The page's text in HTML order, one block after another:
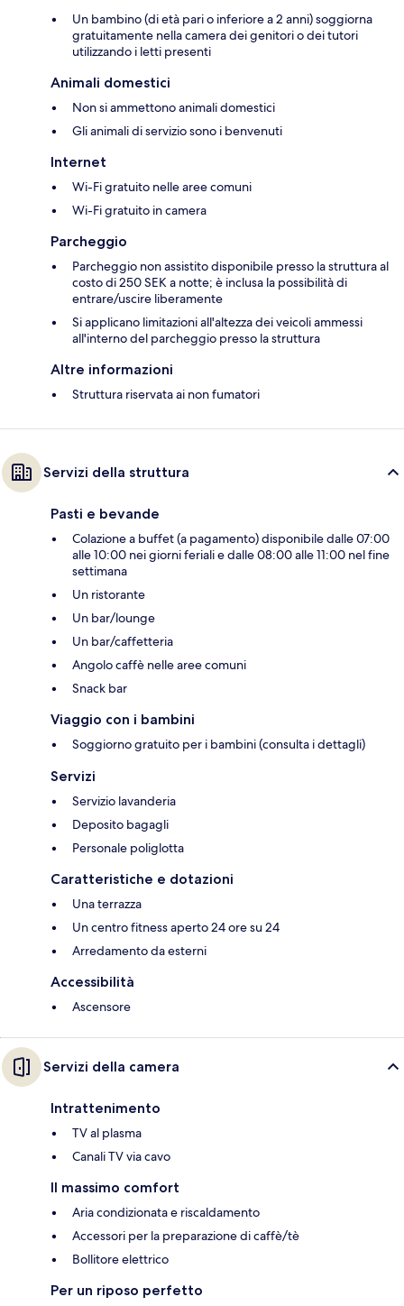
Un bambino (di età pari o inferiore a 2 anni) soggiorna
gratuitamente nella camera dei genitori o dei tutori
utilizzando i letti presenti
Animali domestici
Non si ammettono animali domestici
Gli animali di servizio sono i benvenuti
Internet
Wi-Fi gratuito nelle aree comuni
Wi-Fi gratuito in camera
Parcheggio
Parcheggio non assistito disponibile presso la struttura al
costo di 250 SEK a notte; è inclusa la possibilità di
entrare/uscire liberamente
Si applicano limitazioni all'altezza dei veicoli ammessi
all'interno del parcheggio presso la struttura
Altre informazioni
Struttura riservata ai non fumatori
Servizi della struttura
Pasti e bevande
Colazione a buffet (a pagamento) disponibile dalle 07:00
alle 10:00 nei giorni feriali e dalle 08:00 alle 11:00 nel fine
settimana
Un ristorante
Un bar/lounge
Un bar/caffetteria
Angolo caffè nelle aree comuni
Snack bar
Viaggio con i bambini
Soggiorno gratuito per i bambini (consulta i dettagli)
Servizi
Servizio lavanderia
Deposito bagagli
Personale poliglotta
Caratteristiche e dotazioni
Una terrazza
Un centro fitness aperto 24 ore su 24
Arredamento da esterni
Accessibilità
Ascensore
Servizi della camera
Intrattenimento
TV al plasma
Canali TV via cavo
Il massimo comfort
Aria condizionata e riscaldamento
Accessori per la preparazione di caffè/tè
Bollitore elettrico
Per un riposo perfetto